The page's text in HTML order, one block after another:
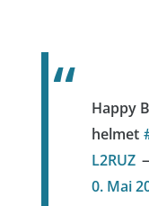
Happy
helmet
L2RUZ
0. Mai